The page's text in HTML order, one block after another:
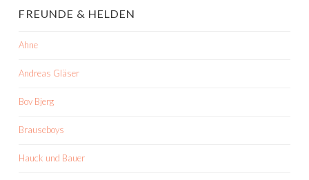
FREUNDE & HELDEN
Ahne
Andreas Gläser
Bov Bjerg
Brauseboys
Hauck und Bauer